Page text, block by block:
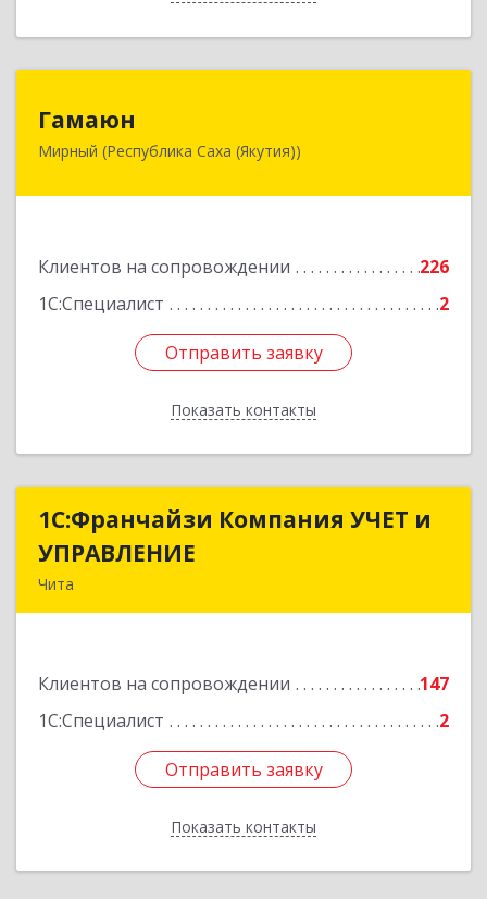
Гамаюн
Мирный (Республика Саха (Якутия))
Клиентов на сопровождении
226
1С:Специалист
2
Отправить заявку
Показать контакты
678170, Саха /Якутия/ Респ, Мирнинский у,
Подробнее
Отправить заявку
Назад
1С:Франчайзи Компания УЧЕТ и
УПРАВЛЕНИЕ
Чита
Клиентов на сопровождении
147
1С:Специалист
2
Отправить заявку
Показать контакты
1С:Франчайзи Компания УЧЕТ и
Подробнее
Отправить заявку
Назад